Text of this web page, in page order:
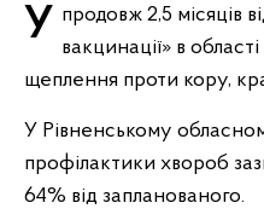
Упродовж 2,5 місяців від початку «наздоганяючої вакцинації» в
щеплення проти кору,
У Рівненському
профілактики хвороб
64% від запланованого.